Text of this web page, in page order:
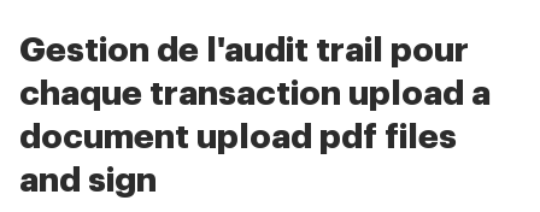
Gestion de l'audit trail pour
chaque transaction upload a
document upload pdf files
and sign